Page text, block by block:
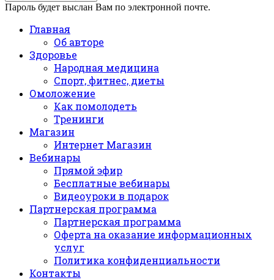
Пароль будет выслан Вам по электронной почте.
Главная
Об авторе
Здоровье
Народная медицина
Спорт, фитнес, диеты
Омоложение
Как помолодеть
Тренинги
Магазин
Интернет Магазин
Вебинары
Прямой эфир
Бесплатные вебинары
Видеоуроки в подарок
Партнерская программа
Партнерская программа
Оферта на оказание информационных
услуг
Политика конфиденциальности
Контакты